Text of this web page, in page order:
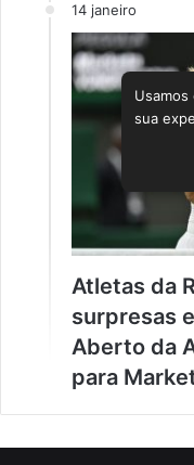
14 janeiro
Atletas da
surpresas
Aberto da
para
sua